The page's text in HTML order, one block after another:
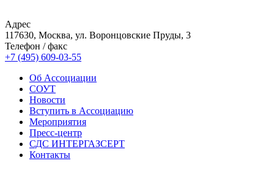
Адрес
117630, Москва, ул. Воронцовские Пруды, 3
Телефон / факс
+7 (495) 609-03-55
Об Ассоциации
СОУТ
Новости
Вступить в Ассоциацию
Мероприятия
Пресс-центр
СДС ИНТЕРГАЗСЕРТ
Контакты